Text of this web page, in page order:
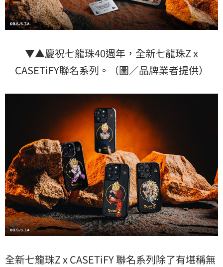
▼▲慶祝七龍珠40週年，全新七龍珠Z x
CASETiFY聯名系列。（圖／品牌業者提供）
全新七龍珠Z x CASETiFY 聯名系列除了有堪稱無